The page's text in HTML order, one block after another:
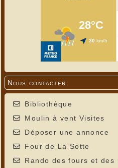
Nous contacter
Bibliothèque
Moulin à vent Visites
Déposer une annonce
Four de La Sotte
Rando des fours et des